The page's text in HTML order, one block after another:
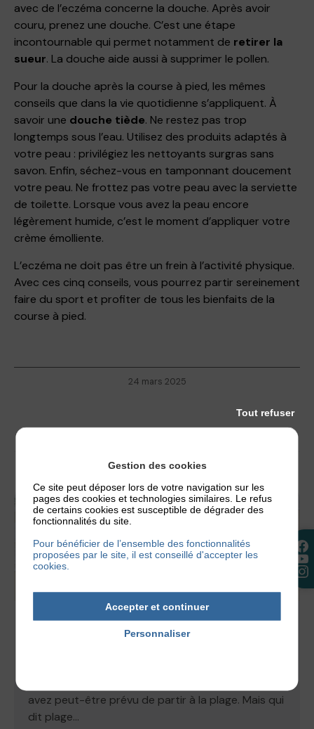
avec de l’eczéma concerne la douche. Après avoir
couru, prenez une douche. C’est une étape
incontournable qui permet notamment de retirer la
sueur. La douche aide aussi à supprimer le pollen.
Pour la douche après la course à pied, les mêmes
conseils que dans la vie quotidienne s’appliquent. À
savoir une douche tiède. Ne restez pas trop
longtemps sous l’eau. Utilisez des produits adaptés à
votre peau : privilégiez les nettoyants surgras sans
savon. Enfin, séchez-vous en tamponnant doucement
votre peau. Ne frottez pas votre peau avec la serviette
de toilette. Lorsque vous avez la peau encore
légèrement humide, c’est le moment d’appliquer votre
crème émolliente.
L’eczéma ne doit pas être un frein à l’activité physique.
Avec ces cinq conseils, vous pourrez partir sereinement
faire du sport et profiter de tous les bienfaits de la
course à pied.
24 mars 2025
avez peut-être prévu de partir à la plage. Mais qui
dit plage...
Gestion des cookies
Ce site peut déposer lors de votre navigation sur les
pages des cookies et technologies similaires. Le refus
de certains cookies est susceptible de dégrader des
fonctionnalités du site.
Pour bénéficier de l’ensemble des fonctionnalités
proposées par le site, il est conseillé d'accepter les
cookies.
Accepter et continuer
Tout refuser
Personnaliser